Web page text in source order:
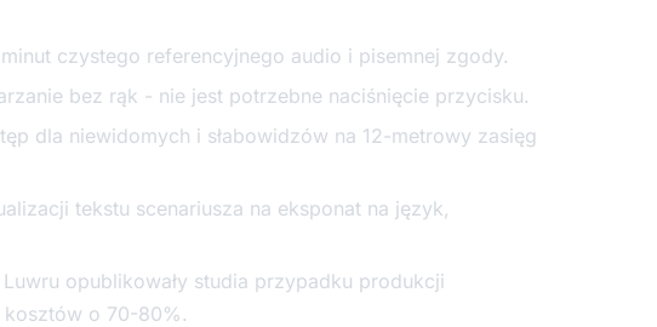
czystego referencyjnego audio i pisemnej zgody.
bez rąk - nie jest potrzebne naciśnięcie przycisku.
dla niewidomych i słabowidzów na 12-metrowy zasięg
tekstu scenariusza na eksponat na język,
opublikowały studia przypadku produkcji
kosztów o 70-80%.